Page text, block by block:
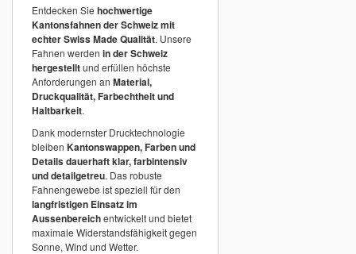
Entdecken Sie hochwertige
Kantonsfahnen der Schweiz mit
echter Swiss Made Qualität. Unsere
Fahnen werden in der Schweiz
hergestelltund erfüllen höchste
Anforderungen an Material,
Druckqualität, Farbechtheit und
Haltbarkeit.
Dank modernster Drucktechnologie
bleiben Kantonswappen, Farben und
Details dauerhaft klar, farbintensiv
und detailgetreu. Das robuste
Fahnengewebe ist speziell für den
langfristigen Einsatz im
Aussenbereichentwickelt und bietet
maximale Widerstandsfähigkeit gegen
Sonne, Wind und Wetter.